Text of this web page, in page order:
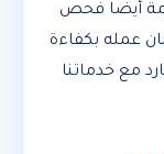
أيضًا فحص
عمله بكفاءة
مع خدماتنا